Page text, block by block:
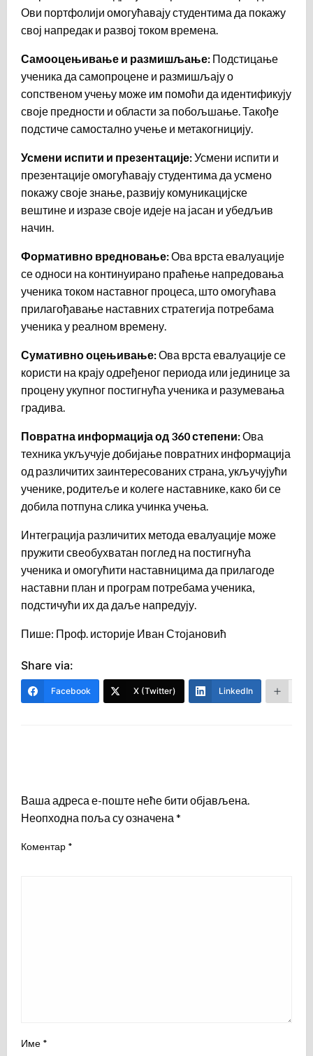
Ови портфолији омогућавају студентима да покажу
свој напредак и развој током времена.
Самооцењивање и размишљање: Подстицање
ученика да самопроцене и размишљају о
сопственом учењу може им помоћи да идентификују
своје предности и области за побољшање. Такође
подстиче самостално учење и метакогницију.
Усмени испити и презентације:Усмени испити и
презентације омогућавају студентима да усмено
покажу своје знање, развију комуникацијске
вештине и изразе своје идеје на јасан и убедљив
начин.
Формативно вредновање:Ова врста евалуације
се односи на континуирано праћење напредовања
ученика током наставног процеса, што омогућава
прилагођавање наставних стратегија потребама
ученика у реалном времену.
Сумативно оцењивање:Ова врста евалуације се
користи на крају одређеног периода или јединице за
процену укупног постигнућа ученика и разумевања
градива.
Повратна информација од 360 степени:Ова
техника укључује добијање повратних информација
од различитих заинтересованих страна, укључујући
ученике, родитеље и колеге наставнике, како би се
добила потпуна слика учинка учења.
Интеграција различитих метода евалуације може
пружити свеобухватан поглед на постигнућа
ученика и омогућити наставницима да прилагоде
наставни план и програм потребама ученика,
подстичући их да даље напредују.
Пише: Проф. историје Иван Стојановић
Share via:
Facebook X (Twitter) LinkedIn
Ваша адреса е-поште неће бити објављена.
Неопходна поља су означена *
Коментар *
Име *